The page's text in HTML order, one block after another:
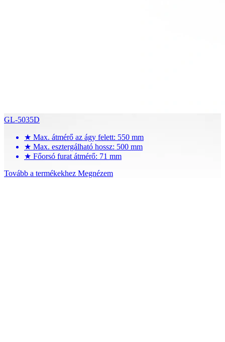
GL-5035D
★ Max. átmérő az ágy felett: 550 mm
★ Max. esztergálható hossz: 500 mm
★ Főorsó furat átmérő: 71 mm
Tovább a termékekhez Megnézem